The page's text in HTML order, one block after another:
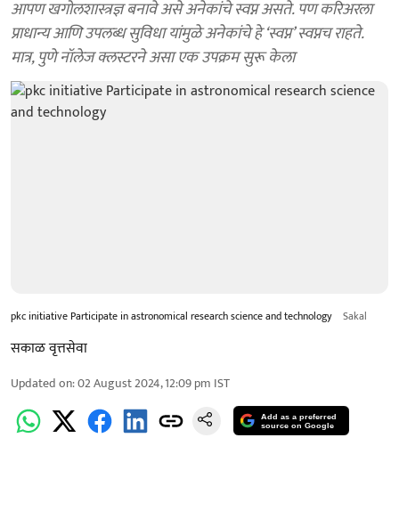
आपण खगोलशास्त्रज्ञ बनावे असे अनेकांचे स्वप्न असते. पण करिअरला
प्राधान्य आणि उपलब्ध सुविधा यांमुळे अनेकांचे हे ‘स्वप्न’ स्वप्नच राहते.
मात्र, पुणे नॉलेज क्लस्टरने असा एक उपक्रम सुरू केला
pkc initiative Participate in astronomical research science and technology Sakal
सकाळ वृत्तसेवा
Updated on:02 August 2024, 12:09 pm IST
Add as a preferred
source on Google